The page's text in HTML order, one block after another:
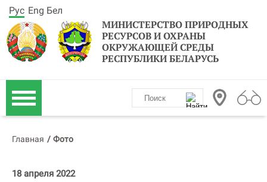
МИНИСТЕРСТВО ПРИРОДНЫХ
РЕСУРСОВ И ОХРАНЫ
ОКРУЖАЮЩЕЙ СРЕДЫ
РЕСПУБЛИКИ БЕЛАРУСЬ
Рус Eng Бел
Главная / Фото
18 апреля 2022